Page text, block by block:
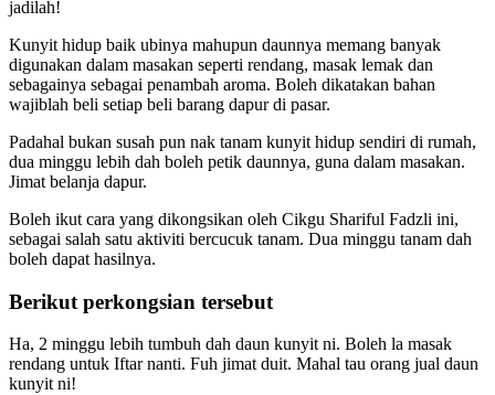
jadilah!
Kunyit hidup baik ubinya mahupun daunnya memang banyak
digunakan dalam masakan seperti rendang, masak lemak dan
sebagainya sebagai penambah aroma. Boleh dikatakan bahan
wajiblah beli setiap beli barang dapur di pasar.
Padahal bukan susah pun nak tanam kunyit hidup sendiri di rumah,
dua minggu lebih dah boleh petik daunnya, guna dalam masakan.
Jimat belanja dapur.
Boleh ikut cara yang dikongsikan oleh Cikgu Shariful Fadzli ini,
sebagai salah satu aktiviti bercucuk tanam. Dua minggu tanam dah
boleh dapat hasilnya.
Berikut perkongsian tersebut
Ha, 2 minggu lebih tumbuh dah daun kunyit ni. Boleh la masak
rendang untuk Iftar nanti. Fuh jimat duit. Mahal tau orang jual daun
kunyit ni!